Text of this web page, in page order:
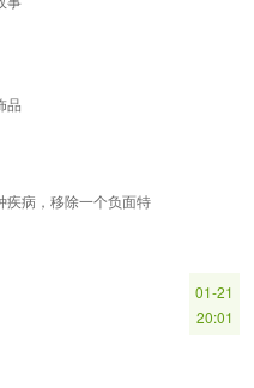
品
疾病，移除一个负面特
01-21
20:01